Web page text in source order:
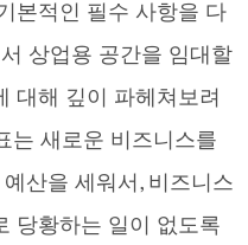
본적인 필수 사항을 다
상업용 공간을 임대할
대해 깊이 파헤쳐보려
는 새로운 비즈니스를
산을 세워서, 비즈니스
당황하는 일이 없도록